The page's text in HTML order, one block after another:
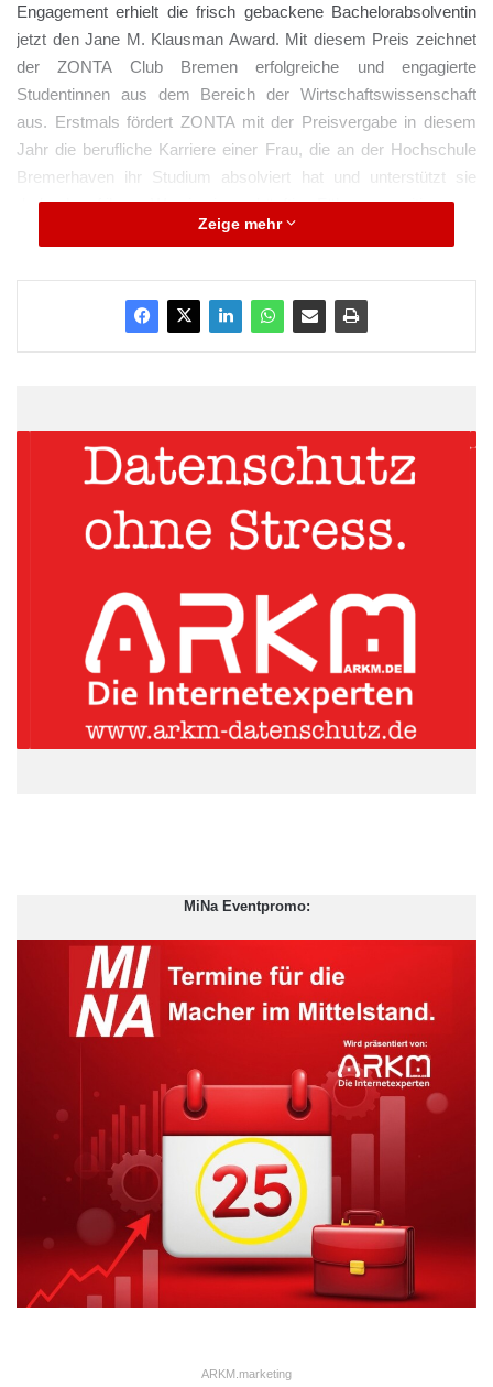
Engagement erhielt die frisch gebackene Bachelorabsolventin
jetzt den Jane M. Klausman Award. Mit diesem Preis zeichnet
der ZONTA Club Bremen erfolgreiche und engagierte
Studentinnen aus dem Bereich der Wirtschaftswissenschaft
aus. Erstmals fördert ZONTA mit der Preisvergabe in diesem
Jahr die berufliche Karriere einer Frau, die an der Hochschule
Bremerhaven ihr Studium absolviert hat und unterstützt sie
dadurch auf ihrem Weg in eine zukünftige Führungsposition.
„Für mich ist nicht das Preisgeld ausschlaggebend. Durch die
Teilnahme durfte ich erfolgreiche Frauen in den verschiedensten
Führungspositionen kennenlernen“, so die Preisträgerin. Sie
habe sich mit Frauen austauschen können, die in der
Selbstständigkeit stehen, Rechtsanwältinnen, Ärztinnen und
Unternehmerinnen, die Karriere machen. Der
ARKM.marketing
Zeige mehr
MiNa Eventpromo:
ARKM.marketing